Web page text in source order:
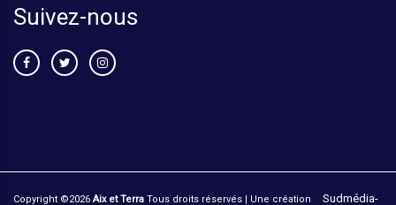
Suivez-nous
Copyright ©2026Aix et Terra Tous droits réservés | Une création Sudmédia-